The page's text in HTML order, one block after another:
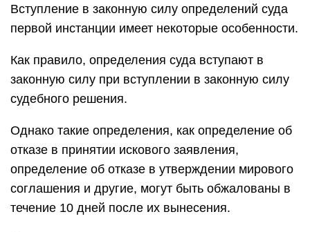
Вступление в законную силу определений суда
первой инстанции имеет некоторые особенности.
Как правило, определения суда вступают в
законную силу при вступлении в законную силу
судебного решения.
Однако такие определения, как определение об
отказе в принятии искового заявления,
определение об отказе в утверждении мирового
соглашения и другие, могут быть обжалованы в
течение 10 дней после их вынесения.